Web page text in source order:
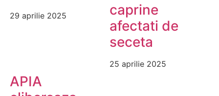
29 aprilie 2025
caprine
afectati de
seceta
25 aprilie 2025
APIA